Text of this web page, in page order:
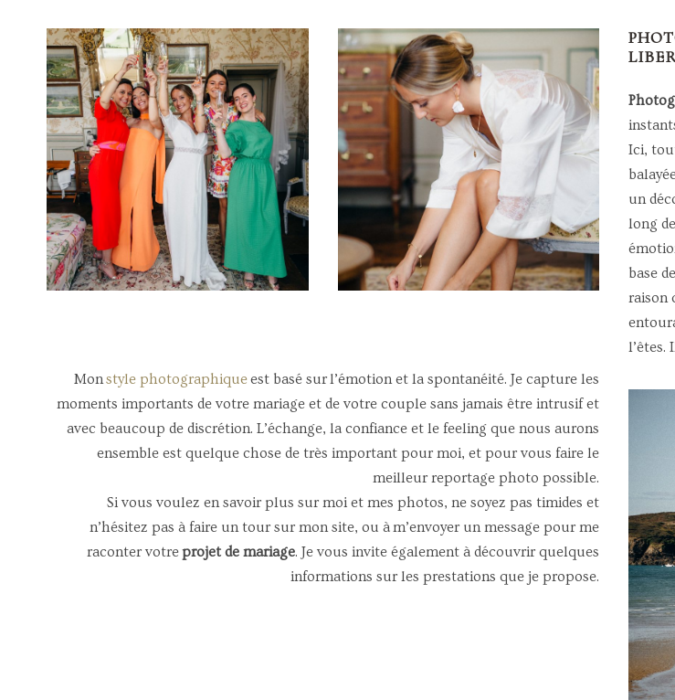
Monstyle photographiqueest basé sur l’émotion et la spontanéité. Je capture les
moments importants de votre mariage et de votre couple sans jamais être intrusif et
avec beaucoup de discrétion. L’échange, la confiance et le feeling que nous aurons
ensemble est quelque chose de très important pour moi, et pour vous faire le
meilleur reportage photo possible.
Si vous voulez en savoir plus sur moi et mes photos, ne soyez pas timides et
n’hésitez pas à faire un tour sur mon site, ou à m’envoyer un message pour me
raconter votreprojet de mariage. Je vous invite également à découvrir quelques
informations sur les prestations que je propose.
Ici,
un
long
base
raison
l’êtes.